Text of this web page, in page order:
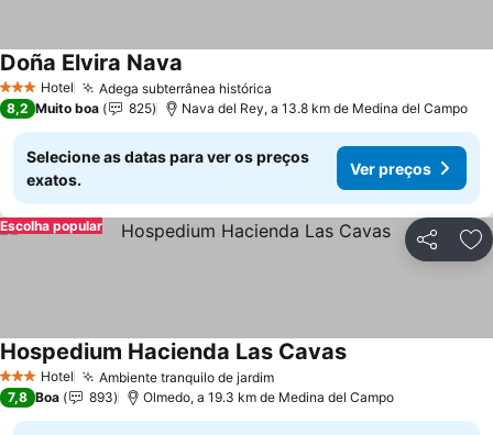
3 EstrelasHotel Adega subterrânea histórica
Doña Elvira Nava
8,2 Muito boa 825 Nava del Rey, a 13.8 km de Medina del Campo
Selecione as datas para ver os preços
exatos.
Ver preços
Partilhar
Escolha popular
3 EstrelasHotel Ambiente tranquilo de jardimVer preços
Hospedium Hacienda Las CavasVer preços
7,8 Boa 893 Olmedo, a 19.3 km de Medina del Campo